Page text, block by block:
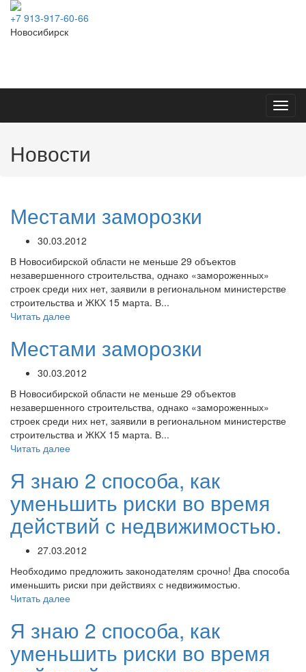
+7 913-917-60-66
Новосибирск
Новости
Местами заморозки
30.03.2012
В Новосибирской области не меньше 29 объектов
незавершенного строительства, однако «замороженных»
строек среди них нет, заявили в региональном министерстве
строительства и ЖКХ 15 марта. В...
Читать далее
Местами заморозки
30.03.2012
В Новосибирской области не меньше 29 объектов
незавершенного строительства, однако «замороженных»
строек среди них нет, заявили в региональном министерстве
строительства и ЖКХ 15 марта. В...
Читать далее
Я знаю 2 способа, как
уменьшить риски во время
действий с недвижимостью.
27.03.2012
Необходимо предложить законодателям срочно! Два способа
именьшить риски при действиях с недвижимостью.
Читать далее
Я знаю 2 способа, как
уменьшить риски во время